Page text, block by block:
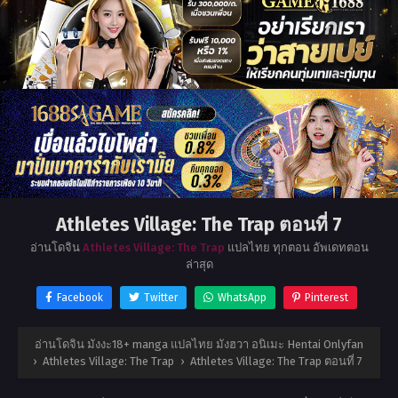
Athletes Village: The Trap ตอนที่ 7
อ่านโดจิน Athletes Village: The Trap แปลไทย ทุกตอน อัพเดทตอน
ล่าสุด
Facebook Twitter WhatsApp Pinterest
อ่านโดจิน มังงะ18+ manga แปลไทย มังฮวา อนิเมะ Hentai Onlyfan
› Athletes Village: The Trap › Athletes Village: The Trap ตอนที่ 7